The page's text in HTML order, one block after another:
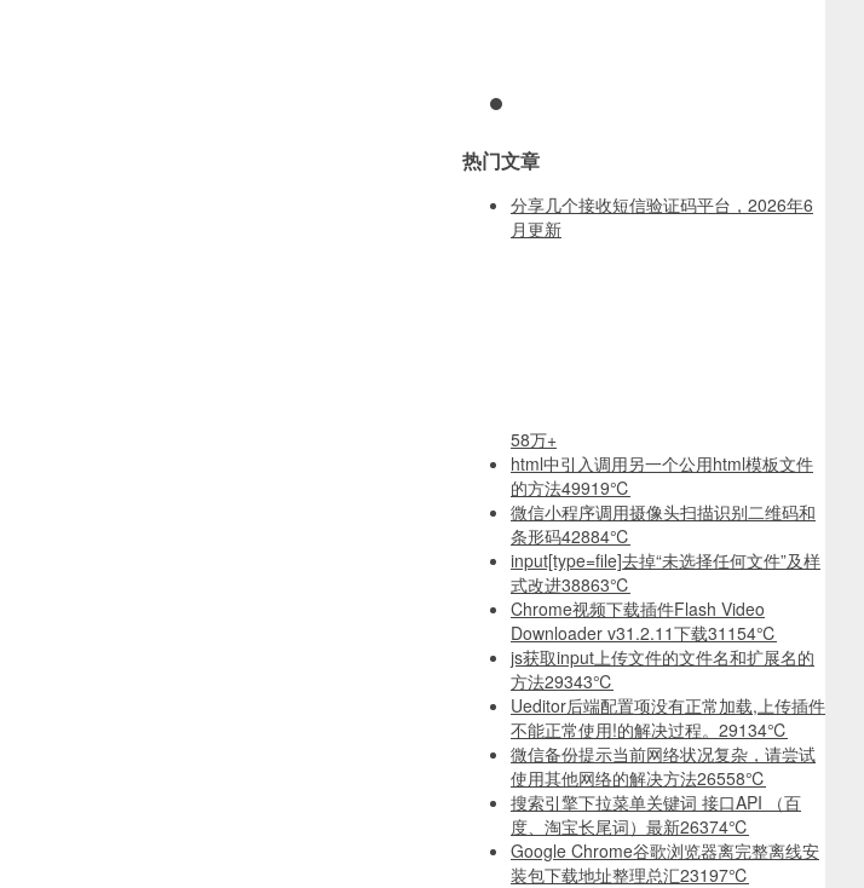
热门文章
分享几个接收短信验证码平台，2026年6
月更新
58万+
html中引入调用另一个公用html模板文件
的方法49919℃
微信小程序调用摄像头扫描识别二维码和
条形码42884℃
input[type=file]去掉“未选择任何文件”及样
式改进38863℃
Chrome视频下载插件Flash Video
Downloader v31.2.11下载31154℃
js获取input上传文件的文件名和扩展名的
方法29343℃
Ueditor后端配置项没有正常加载,上传插件
不能正常使用!的解决过程。 29134℃
微信备份提示当前网络状况复杂，请尝试
使用其他网络的解决方法26558℃
搜索引擎下拉菜单关键词 接口API （百
度、淘宝长尾词）最新26374℃
Google Chrome谷歌浏览器离完整离线安
装包下载地址整理总汇23197℃